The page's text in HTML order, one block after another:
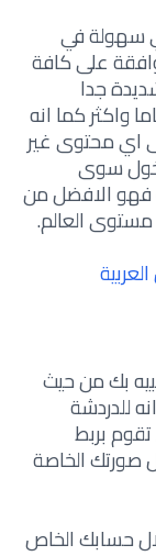
سهولة في
على كافة
جدا
ان تكون قد بلغت من العمر 18 عاما واكثر كما انه
اي محتوى غير
سوى
فهو الافضل من
مستوى العالم.
بك من حيث
للدردشة
بربط
صورتك الخاصة
حسابك الخاص